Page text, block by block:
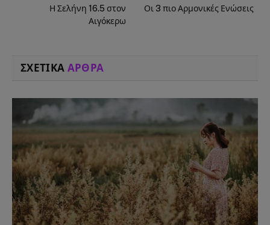
Η Σελήνη 16.5 στον
Αιγόκερω
Οι 3 πιο Αρμονικές Ενώσεις
ΣΧΕΤΙΚΑ ΑΡΘΡΑ